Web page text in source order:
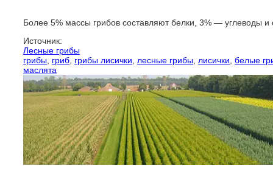
Более 5% массы грибов составляют белки, 3% — углеводы
Источник:
Лесные грибы
грибы гриб грибы лисички лесные грибы лисички белые
маслята